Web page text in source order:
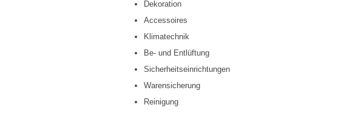
Dekoration
Accessoires
Klimatechnik
Be- und Entlüftung
Sicherheitseinrichtungen
Warensicherung
Reinigung